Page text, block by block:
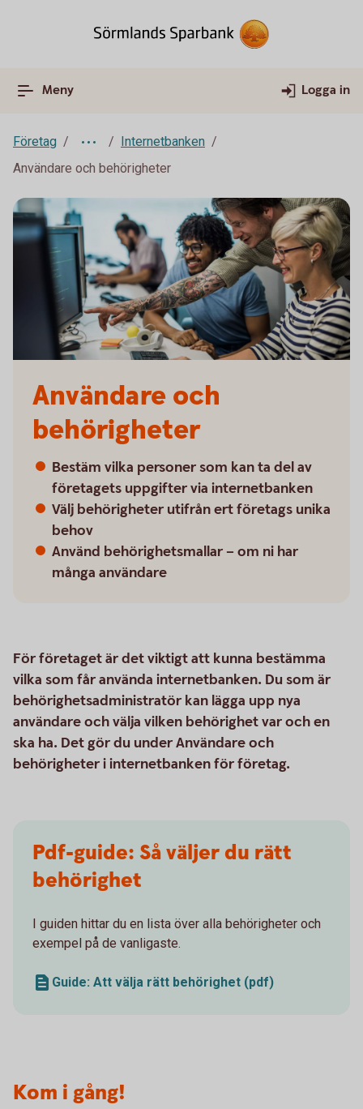
Meny Logga in
Företag
Internetbanken
Användare och behörigheter
Användare och
behörigheter
Bestäm vilka personer som kan ta del av
företagets uppgifter via internetbanken
Välj behörigheter utifrån ert företags unika
behov
Använd behörighetsmallar – om ni har
många användare
För företaget är det viktigt att kunna bestämma
vilka som får använda internetbanken. Du som är
behörighetsadministratör kan lägga upp nya
användare och välja vilken behörighet var och en
ska ha. Det gör du under Användare och
behörigheter i internetbanken för företag.
Pdf-guide: Så väljer du rätt
behörighet
I guiden hittar du en lista över alla behörigheter och
exempel på de vanligaste.
Guide: Att välja rätt behörighet (pdf)
Kom i gång!